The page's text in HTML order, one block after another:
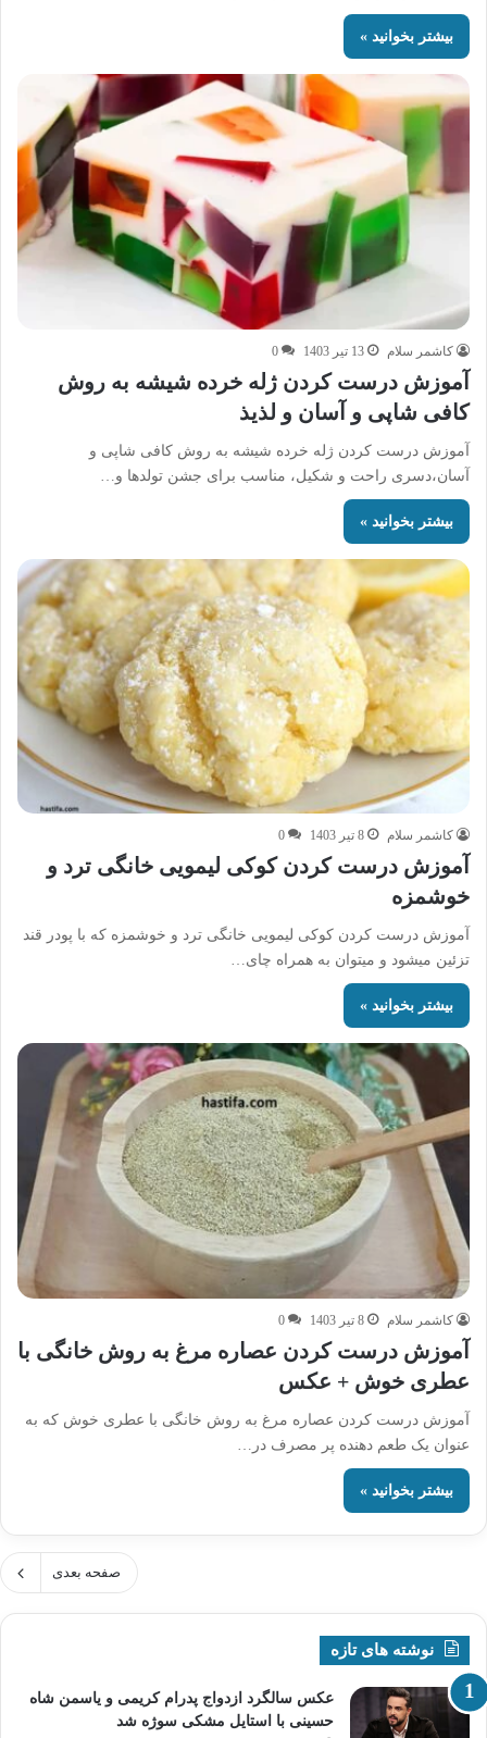
بیشتر بخوانید »
کاشمر سلام 13 تیر 1403 0
آموزش درست کردن ژله خرده شیشه به روش
کافی شاپی و آسان و لذیذ
آموزش درست کردن ژله خرده شیشه به روش کافی شاپی و
آسان،دسری راحت و شکیل، مناسب برای جشن تولدها و…
بیشتر بخوانید »
کاشمر سلام 8 تیر 1403 0
آموزش درست کردن کوکی لیمویی خانگی ترد و
خوشمزه
آموزش درست کردن کوکی لیمویی خانگی ترد و خوشمزه که با پودر قند
تزئین میشود و میتوان به همراه چای…
بیشتر بخوانید »
کاشمر سلام 8 تیر 1403 0
آموزش درست کردن عصاره مرغ به روش خانگی با
عطری خوش + عکس
آموزش درست کردن عصاره مرغ به روش خانگی با عطری خوش که به
عنوان یک طعم دهنده پر مصرف در…
بیشتر بخوانید »
صفحه بعدی
نوشته های تازه
عکس سالگرد ازدواج پدرام کریمی و یاسمن شاه‌
حسینی با استایل مشکی سوژه شد